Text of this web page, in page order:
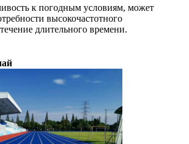
к погодным условиям, может
высокочастотного
длительного времени.